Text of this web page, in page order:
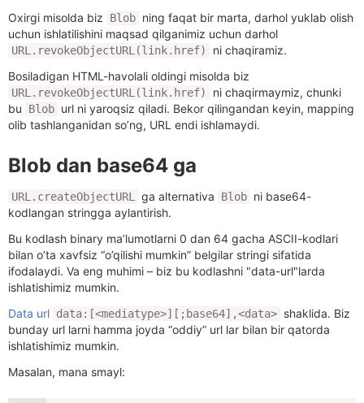
Oxirgi misolda biz
Blob ning faqat bir marta, darhol yuklab olish
uchun ishlatilishini maqsad qilganimiz uchun darhol
URL.revokeObjectURL(link.href)
ni chaqiramiz.
Bosiladigan HTML-havolali oldingi misolda biz
URL.revokeObjectURL(link.href)
ni chaqirmaymiz, chunki
bu
Blob url ni yaroqsiz qiladi. Bekor qilingandan keyin, mapping
olib tashlanganidan so’ng, URL endi ishlamaydi.
Blob dan base64 ga
URL.createObjectURL ga alternativa Blob ni base64-
kodlangan stringga aylantirish.
Bu kodlash binary ma’lumotlarni 0 dan 64 gacha ASCII-kodlari
bilan o’ta xavfsiz “o’qilishi mumkin” belgilar stringi sifatida
ifodalaydi. Va eng muhimi – biz bu kodlashni "data-url"larda
ishlatishimiz mumkin.
Data url data:[<mediatype>][;base64],<data> shaklida. Biz
bunday url larni hamma joyda “oddiy” url lar bilan bir qatorda
ishlatishimiz mumkin.
Masalan, mana smayl: